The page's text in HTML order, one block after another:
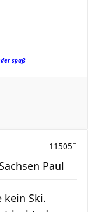
spaß
11505
Sachsen Paul
kein Ski.